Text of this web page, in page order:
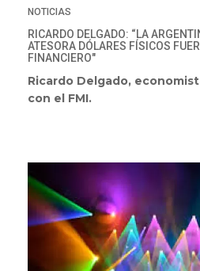
NOTICIAS
RICARDO DELGADO: “LA
ATESORA DÓLARES FÍSICOS
FINANCIERO"
Ricardo Delgado,
con el FMI.